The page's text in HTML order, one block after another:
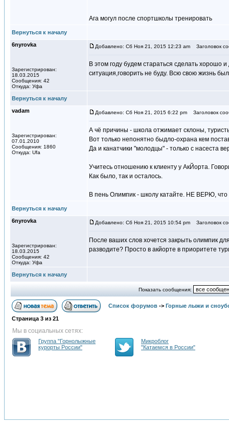
Ага могул после спортшколы тренировать
Вернуться к началу
6nyrovka
Зарегистрирован:
18.03.2015
Сообщения: 42
Откуда: Уфа
Добавлено: Сб Ноя 21, 2015 12:23 am Заголовок
В этом году будем стараться сделать хорошо
ситуация,говорить не буду. Всю свою жизнь
Вернуться к началу
vadam
Зарегистрирован:
07.01.2010
Сообщения: 1860
Откуда: Ufa
Добавлено: Сб Ноя 21, 2015 6:22 pm Заголовок
А чё причины - школа отжимает склоны,
Вот только непонятно быдло-охрана кем
Да и канатчики "молодцы" - только с насеста
Учитесь отношению к клиенту у АкЙорта.
Как было, так и осталось.
В пень Олимпик - школу катайте. НЕ ВЕРЮ, что
Вернуться к началу
6nyrovka
Зарегистрирован:
18.03.2015
Сообщения: 42
Откуда: Уфа
Добавлено: Сб Ноя 21, 2015 10:54 pm Заголовок
После ваших слов хочется закрыть олимпик
разводите? Просто в акйорте в приоритете
Вернуться к началу
Показать сообщения:
Список форумов -> Горные лыжи и
Страница 3 из 21
Мы в социальных сетях:
Группа "Горнолыжные
курорты России"
Микроблог
"Катаемся в России"